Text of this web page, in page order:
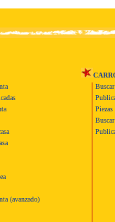
(avanzado)
Piezas